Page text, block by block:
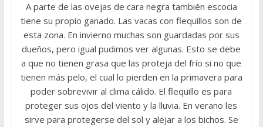
A parte de las ovejas de cara negra también escocia
tiene su propio ganado. Las vacas con flequillos son de
esta zona. En invierno muchas son guardadas por sus
dueños, pero igual pudimos ver algunas. Esto se debe
a que no tienen grasa que las proteja del frío si no que
tienen más pelo, el cual lo pierden en la primavera para
poder sobrevivir al clima cálido. El flequillo es para
proteger sus ojos del viento y la lluvia. En verano les
sirve para protegerse del sol y alejar a los bichos. Se